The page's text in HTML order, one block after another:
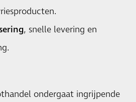
, snelle levering en
ondergaat ingrijpende